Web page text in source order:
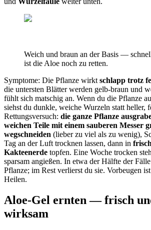
Weich und braun an der Basis —
ist die Aloe noch zu retten.
Symptome: Die Pflanze wirkt schlapp trotz
die untersten Blätter werden gelb-braun und
fühlt sich matschig an. Wenn du die Pflanze
siehst du dunkle, weiche Wurzeln statt heller,
Rettungsversuch: die ganze Pflanze
weichen Teile mit einem sauberen Messer
wegschneiden (lieber zu viel als zu wenig),
Tag an der Luft trocknen lassen, dann in
Kakteenerde topfen. Eine Woche trocken
sparsam angießen. In etwa der Hälfte der
Pflanze; im Rest verlierst du sie. Vorbeugen
Heilen.
Aloe-Gel ernten — frisch
wirksam